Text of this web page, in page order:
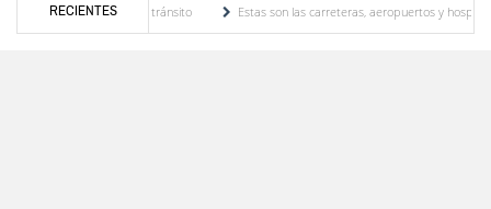
RECIENTES
derecho al libre tránsito
Estas son las carreteras, aeropuertos y hospitales